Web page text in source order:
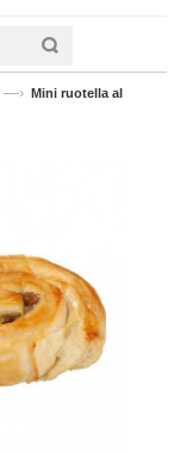
—› Mini ruotella al